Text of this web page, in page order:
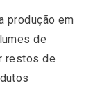
produção em
de
restos de